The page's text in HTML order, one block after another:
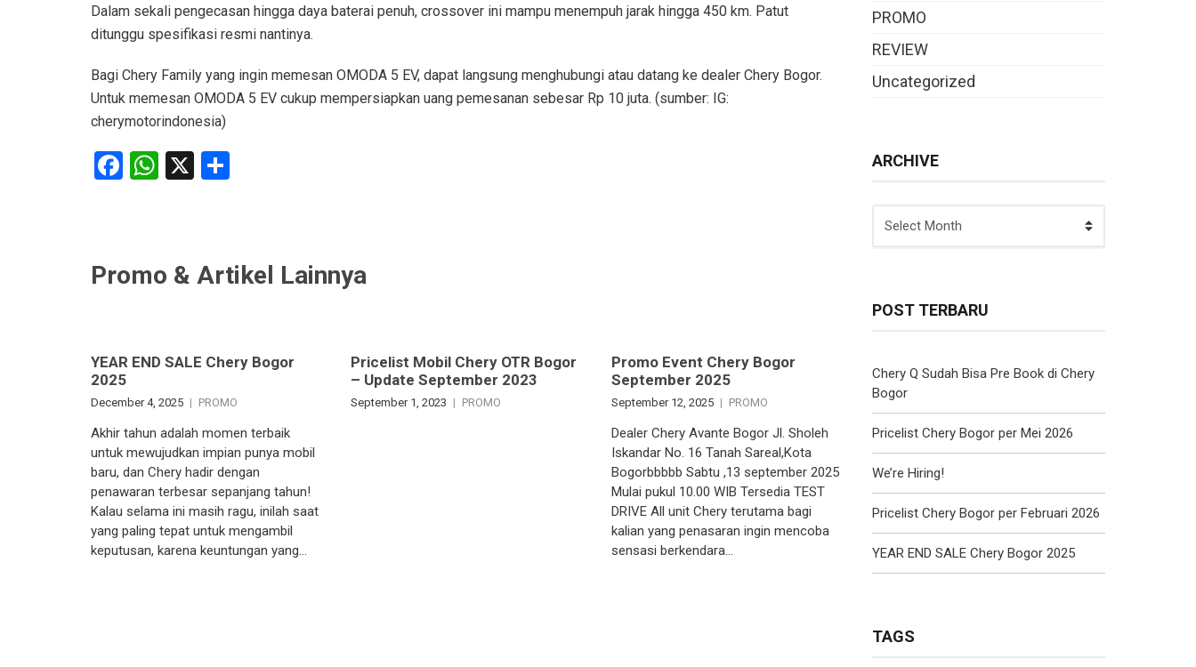
Dalam sekali pengecasan hingga daya baterai penuh, crossover ini mampu menempuh jarak hingga 450 km. Patut
ditunggu spesifikasi resmi nantinya.
Bagi Chery Family yang ingin memesan OMODA 5 EV, dapat langsung menghubungi atau datang ke dealer Chery Bogor.
Untuk memesan OMODA 5 EV cukup mempersiapkan uang pemesanan sebesar Rp 10 juta. (sumber: IG:
cherymotorindonesia)
Facebook
WhatsApp
X
Promo & Artikel Lainnya
YEAR END SALE Chery Bogor
2025
December 4, 2025 PROMO
Akhir tahun adalah momen terbaik
untuk mewujudkan impian punya mobil
baru, dan Chery hadir dengan
penawaran terbesar sepanjang tahun!
Kalau selama ini masih ragu, inilah saat
yang paling tepat untuk mengambil
keputusan, karena keuntungan yang…
Pricelist Mobil Chery OTR Bogor
– Update September 2023
September 1, 2023 PROMO
Promo Event Chery Bogor
September 2025
September 12, 2025 PROMO
Dealer Chery Avante Bogor Jl. Sholeh
Iskandar No. 16 Tanah Sareal,Kota
Bogorbbbbb Sabtu ,13 september 2025
Mulai pukul 10.00 WIB Tersedia TEST
DRIVE All unit Chery terutama bagi
kalian yang penasaran ingin mencoba
sensasi berkendara…
PROMO
REVIEW
Uncategorized
ARCHIVE
POST TERBARU
Chery Q Sudah Bisa Pre Book di Chery
Bogor
Pricelist Chery Bogor per Mei 2026
We’re Hiring!
Pricelist Chery Bogor per Februari 2026
YEAR END SALE Chery Bogor 2025
TAGS